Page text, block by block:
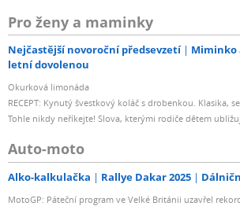
Pro ženy a maminky
Nejčastější novoroční předsevzetí Miminko
letní dovolenou
Okurková limonáda
RECEPT: Kynutý švestkový koláč s drobenkou. Klasika,
Tohle nikdy neříkejte! Slova, kterými rodiče dětem
Auto-moto
Alko-kalkulačka Rallye Dakar 2025
MotoGP: Páteční program ve Velké Británii uzavřel